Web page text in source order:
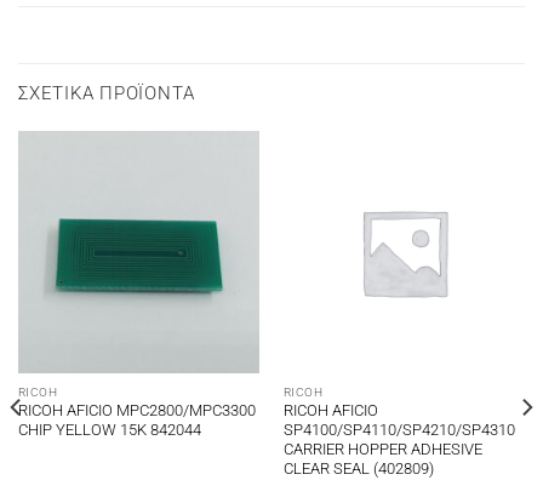
ΣΧΕΤΙΚΆ ΠΡΟΪΌΝΤΑ
RICOH
RICOH AFICIO MPC2800/MPC3300
CHIP YELLOW 15K 842044
RICOH
RICOH AFICIO
SP4100/SP4110/SP4210/SP4310
CARRIER HOPPER ADHESIVE
CLEAR SEAL (402809)